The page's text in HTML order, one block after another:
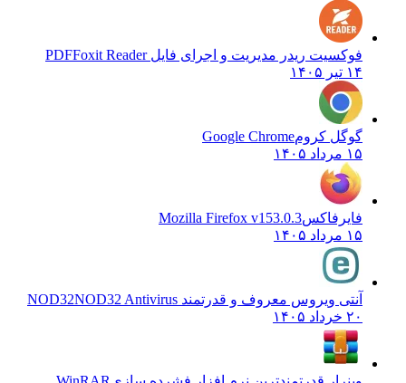
فوکسیت ریدر مدیریت و اجرای فایل PDFFoxit Reader
۱۴ تیر ۱۴۰۵
گوگل کرومGoogle Chrome
۱۵ مرداد ۱۴۰۵
فایرفاکسMozilla Firefox v153.0.3
۱۵ مرداد ۱۴۰۵
آنتی ویروس معروف و قدرتمند NOD32 NOD32 Antivirus
۲۰ خرداد ۱۴۰۵